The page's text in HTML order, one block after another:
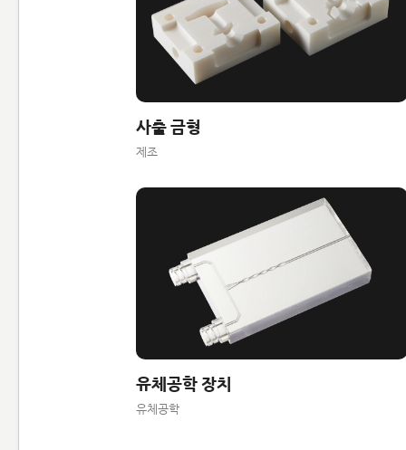
사출 금형
제조
유체공학 장치
유체공학